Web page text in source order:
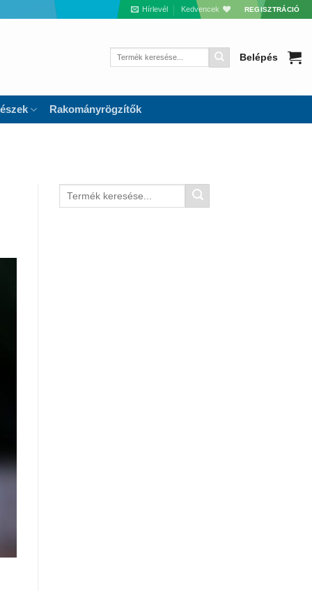
Hírlevél Kedvencek REGISZTRÁCIÓ
Keresés
Belépés
Rakományrögzítők
Keresés